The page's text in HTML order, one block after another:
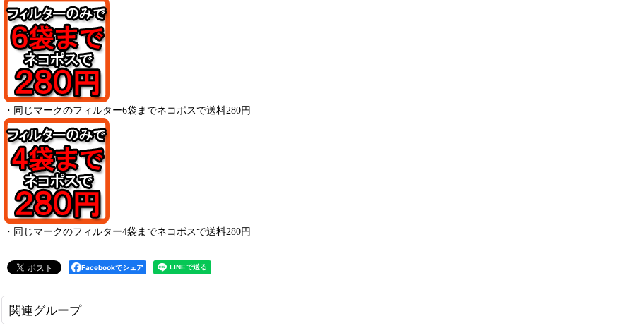
・ 同じマークのフィルター6袋までネコポスで送料280円
・ 同じマークのフィルター4袋までネコポスで送料280円
Facebookでシェア
関連グループ